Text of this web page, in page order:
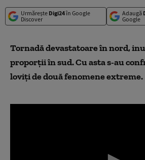
Urmărește Digi24în Google
Discover
Adaugă
Google
Tornadă devastatoare în nord,
proporții în sud. Cu asta s-au
loviți de două fenomene extreme.